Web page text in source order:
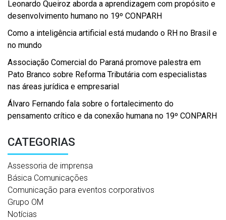
Leonardo Queiroz aborda a aprendizagem com propósito e
desenvolvimento humano no 19º CONPARH
Como a inteligência artificial está mudando o RH no Brasil e
no mundo
Associação Comercial do Paraná promove palestra em
Pato Branco sobre Reforma Tributária com especialistas
nas áreas jurídica e empresarial
Álvaro Fernando fala sobre o fortalecimento do
pensamento crítico e da conexão humana no 19º CONPARH
CATEGORIAS
Assessoria de imprensa
Básica Comunicações
Comunicação para eventos corporativos
Grupo OM
Notícias